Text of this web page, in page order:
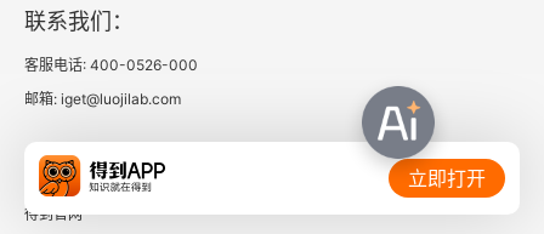
联系我们：
客服电话: 400-0526-000
邮箱: iget@luojilab.com
相关链接：
得到官网
立即打开